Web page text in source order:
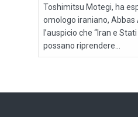
Toshimitsu Motegi, ha
omologo iraniano, Abbas
l’auspicio che “Iran e
possano riprendere...